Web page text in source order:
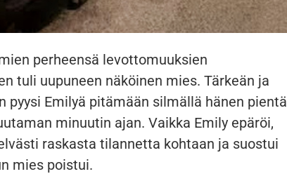
perheensä levottomuuksien
tuli uupuneen näköinen mies. Tärkeän ja
pyysi Emilyä pitämään silmällä hänen pientä
minuutin ajan. Vaikka Emily epäröi,
raskasta tilannetta kohtaan ja suostui
mies poistui.